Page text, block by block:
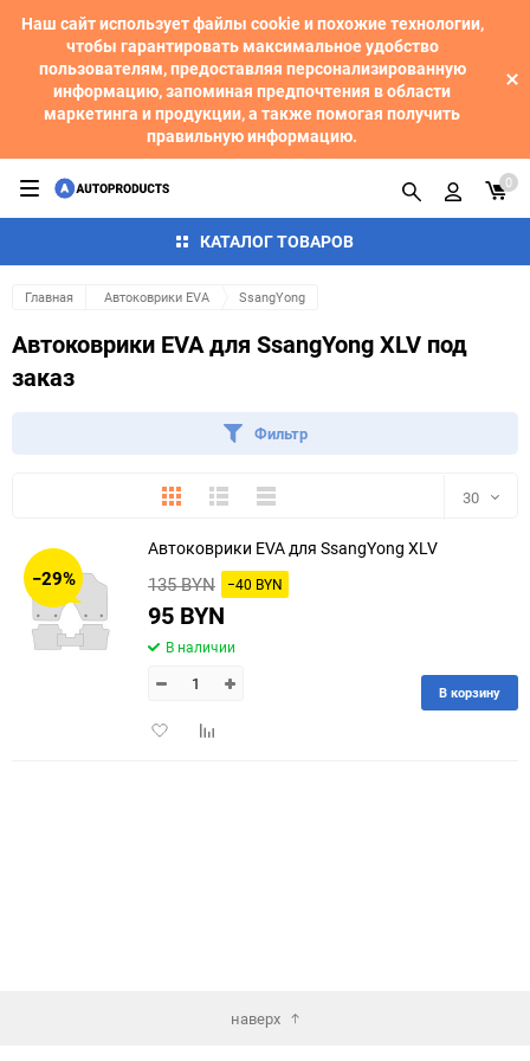
Наш сайт использует файлы cookie и похожие технологии,
чтобы гарантировать максимальное удобство
пользователям, предоставляя персонализированную
информацию, запоминая предпочтения в области
маркетинга и продукции, а также помогая получить
правильную информацию.
КАТАЛОГ ТОВАРОВ
0
Главная Автоковрики EVA SsangYong
Автоковрики EVA для SsangYong XLV под
заказ
Фильтр
ПлиткаПодробноКомпактно 30
150
−29%
Автоковрики EVA для SsangYong XLV
135 BYN −40 BYN
95 BYN
В наличии
ДобавитьДобавить
В корзину
наверх